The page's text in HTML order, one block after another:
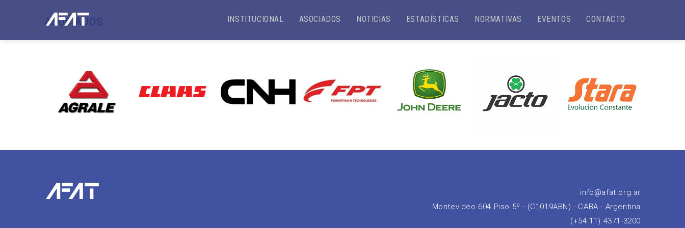
INSTITUCIONAL ASOCIADOS NOTICIAS ESTADÍSTICAS NORMATIVAS EVENTOS CONTACTO
ASOCIADOS
info@afat.org.ar
Montevideo 604 Piso 5º - (C1019ABN) - CABA - Argentina
(+54 11) 4371-3200